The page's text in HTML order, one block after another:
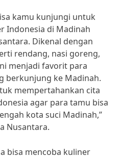
kamu kunjungi untuk
Indonesia di Madinah
Dikenal dengan
rendang, nasi goreng,
menjadi favorit para
berkunjung ke Madinah.
mempertahankan cita
agar para tamu bisa
kota suci Madinah,”
Nusantara.
bisa mencoba kuliner